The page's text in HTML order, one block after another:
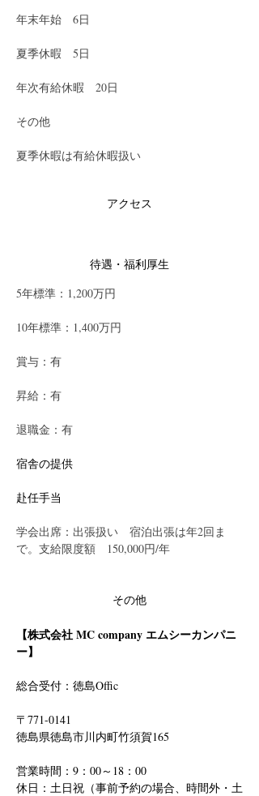
年末年始　6日
夏季休暇　5日
年次有給休暇　20日
その他
夏季休暇は有給休暇扱い
アクセス
待遇・福利厚生
5年標準：1,200万円
10年標準：1,400万円
賞与：有
昇給：有
退職金：有
宿舎の提供
赴任手当
学会出席：出張扱い　宿泊出張は年2回ま
で。支給限度額　150,000円/年
その他
【株式会社 MC company エムシーカンパニ
ー】
総合受付：徳島Offic
〒771-0141
徳島県徳島市川内町竹須賀165
営業時間：9：00～18：00
休日：土日祝（事前予約の場合、時間外・土